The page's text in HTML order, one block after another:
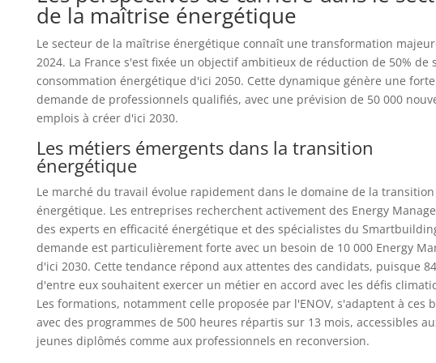
de la maîtrise énergétique
Le secteur de la maîtrise énergétique connaît une transformation
2024. La France s'est fixée un objectif ambitieux de réduction de 50% de
consommation énergétique d'ici 2050. Cette dynamique génère une forte
demande de professionnels qualifiés, avec une prévision de 50 000
emplois à créer d'ici 2030.
Les métiers émergents dans la transition
énergétique
Le marché du travail évolue rapidement dans le domaine de la transition
énergétique. Les entreprises recherchent activement des Energy
des experts en efficacité énergétique et des spécialistes du
demande est particulièrement forte avec un besoin de 10 000 Energy
d'ici 2030. Cette tendance répond aux attentes des candidats, puisque
d'entre eux souhaitent exercer un métier en accord avec les défis
Les formations, notamment celle proposée par l'ENOV, s'adaptent à ces
avec des programmes de 500 heures répartis sur 13 mois, accessibles
jeunes diplômés comme aux professionnels en reconversion.